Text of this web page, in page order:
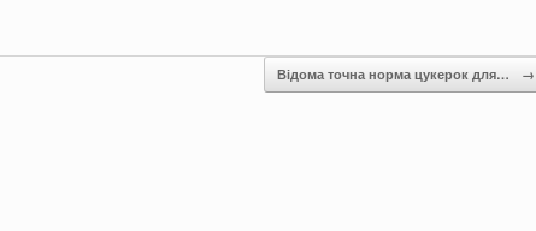
Відома точна норма цукерок для… →